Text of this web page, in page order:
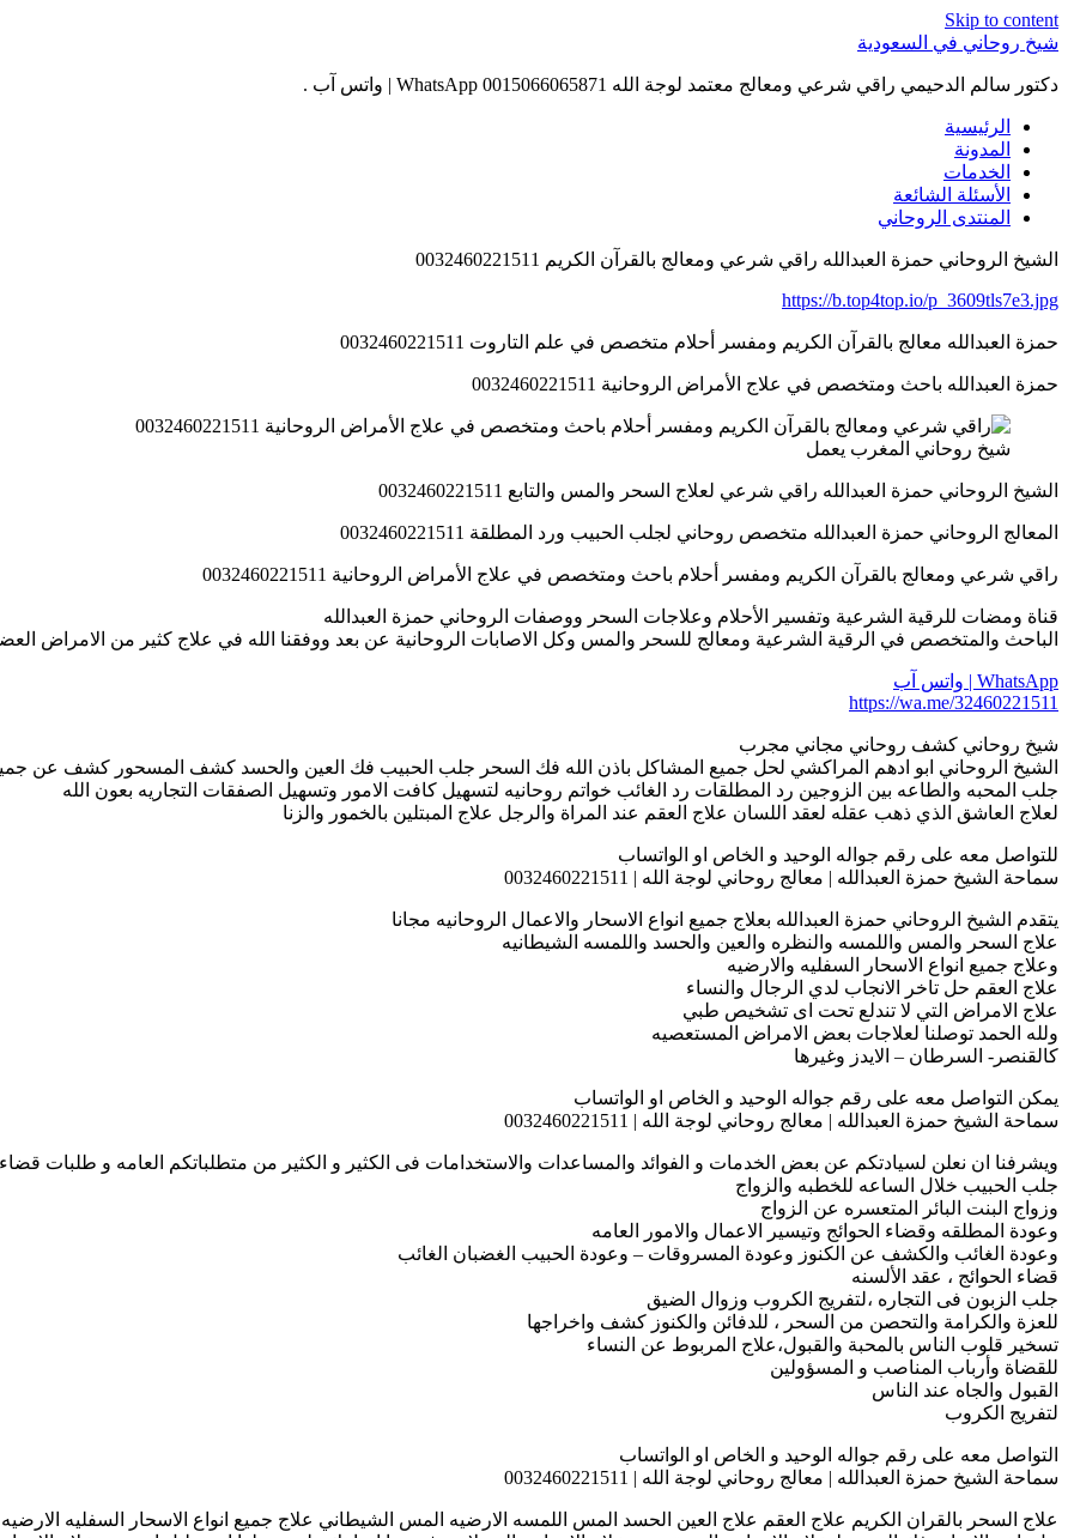
Skip to content
شيخ روحاني في السعودية
دكتور سالم الدحيمي راقي شرعي ومعالج معتمد لوجة الله 0015066065871 WhatsApp | واتس آب .
الرئيسية
المدونة
الخدمات
الأسئلة الشائعة
المنتدى الروحاني
الشيخ الروحاني حمزة العبدالله راقي شرعي ومعالج بالقرآن الكريم 0032460221511
https://b.top4top.io/p_3609tls7e3.jpg
حمزة العبدالله معالج بالقرآن الكريم ومفسر أحلام متخصص في علم التاروت 0032460221511
حمزة العبدالله باحث ومتخصص في علاج الأمراض الروحانية 0032460221511
شيخ روحاني المغرب يعمل
الشيخ الروحاني حمزة العبدالله راقي شرعي لعلاج السحر والمس والتابع 0032460221511
المعالج الروحاني حمزة العبدالله متخصص روحاني لجلب الحبيب ورد المطلقة 0032460221511
راقي شرعي ومعالج بالقرآن الكريم ومفسر أحلام باحث ومتخصص في علاج الأمراض الروحانية 0032460221511
قناة ومضات للرقية الشرعية وتفسير الأحلام وعلاجات السحر ووصفات الروحاني حمزة العبدالله
الباحث والمتخصص في الرقية الشرعية ومعالج للسحر والمس وكل الاصابات الروحانية عن بعد ووفقنا الله في علاج كثير من الامراض العضوية
WhatsApp | واتس آب
https://wa.me/32460221511
شيخ روحاني كشف روحاني مجاني مجرب
الشيخ الروحاني ابو ادهم المراكشي لحل جميع المشاكل باذن الله فك السحر جلب الحبيب فك العين والحسد كشف المسحور كشف عن
جلب المحبه والطاعه بين الزوجين رد المطلقات رد الغائب خواتم روحانيه لتسهيل كافت الامور وتسهيل الصفقات التجاريه بعون الله
لعلاج العاشق الذي ذهب عقله لعقد اللسان علاج العقم عند المراة والرجل علاج المبتلين بالخمور والزنا
للتواصل معه على رقم جواله الوحيد و الخاص او الواتساب
سماحة الشيخ حمزة العبدالله | معالج روحاني لوجة الله | 0032460221511
يتقدم الشيخ الروحاني حمزة العبدالله بعلاج جميع انواع الاسحار والاعمال الروحانيه مجانا
علاج السحر والمس واللمسه والنظره والعين والحسد واللمسه الشيطانيه
وعلاج جميع انواع الاسحار السفليه والارضيه
علاج العقم حل تاخر الانجاب لدي الرجال والنساء
علاج الامراض التي لا تندلع تحت اى تشخيص طبي
ولله الحمد توصلنا لعلاجات بعض الامراض المستعصيه
كالقنصر- السرطان – الايدز وغيرها
يمكن التواصل معه على رقم جواله الوحيد و الخاص او الواتساب
سماحة الشيخ حمزة العبدالله | معالج روحاني لوجة الله | 0032460221511
ويشرفنا ان نعلن لسيادتكم عن بعض الخدمات و الفوائد والمساعدات والاستخدامات فى الكثير و الكثير من متطلباتكم العامه و طلبات
جلب الحبيب خلال الساعه للخطبه والزواج
وزواج البنت البائر المتعسره عن الزواج
وعودة المطلقه وقضاء الحوائج وتيسير الاعمال والامور العامه
وعودة الغائب والكشف عن الكنوز وعودة المسروقات – وعودة الحبيب الغضبان الغائب
قضاء الحوائج ، عقد الألسنه
جلب الزبون فى التجاره ،لتفريج الكروب وزوال الضيق
للعزة والكرامة والتحصن من السحر ، للدفائن والكنوز كشف واخراجها
تسخير قلوب الناس بالمحبة والقبول،علاج المربوط عن النساء
للقضاة وأرباب المناصب و المسؤولين
القبول والجاه عند الناس
لتفريج الكروب
التواصل معه على رقم جواله الوحيد و الخاص او الواتساب
سماحة الشيخ حمزة العبدالله | معالج روحاني لوجة الله | 0032460221511
علاج السحر بالقران الكريم علاج العقم علاج العين الحسد المس اللمسه الارضيه المس الشيطاني علاج جميع انواع الاسحار السفليه الارضيه